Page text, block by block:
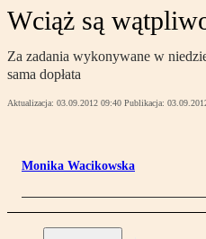
Wciąż są
Za zadania wykonywane w
sama dopłata
Aktualizacja: 03.09.2012 09:40 Publikacja:
Monika Wacikowska